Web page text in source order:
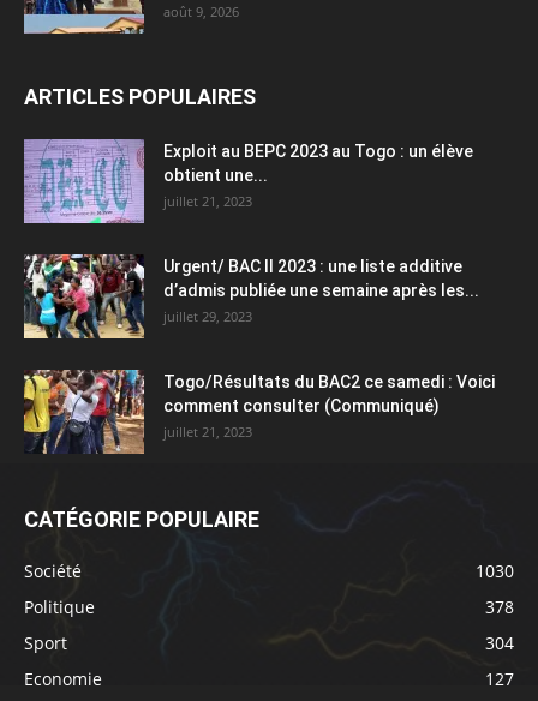
août 9, 2026
ARTICLES POPULAIRES
Exploit au BEPC 2023 au Togo : un élève
obtient une...
juillet 21, 2023
Urgent/ BAC II 2023 : une liste additive
d’admis publiée une semaine après les...
juillet 29, 2023
Togo/Résultats du BAC2 ce samedi : Voici
comment consulter (Communiqué)
juillet 21, 2023
CATÉGORIE POPULAIRE
Société
1030
Politique
378
Sport
304
Economie
127